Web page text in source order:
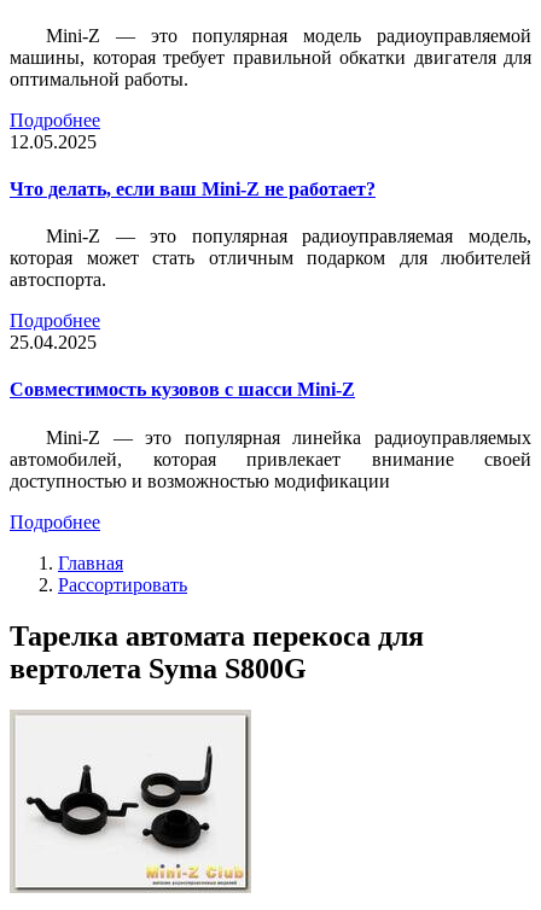
Mini-Z — это популярная модель радиоуправляемой
машины, которая требует правильной обкатки двигателя для
оптимальной работы.
Подробнее
12.05.2025
Что делать, если ваш Mini-Z не работает?
Mini-Z — это популярная радиоуправляемая модель,
которая может стать отличным подарком для любителей
автоспорта.
Подробнее
25.04.2025
Совместимость кузовов с шасси Mini-Z
Mini-Z — это популярная линейка радиоуправляемых
автомобилей, которая привлекает внимание своей
доступностью и возможностью модификации
Подробнее
Главная
Рассортировать
Тарелка автомата перекоса для
вертолета Syma S800G